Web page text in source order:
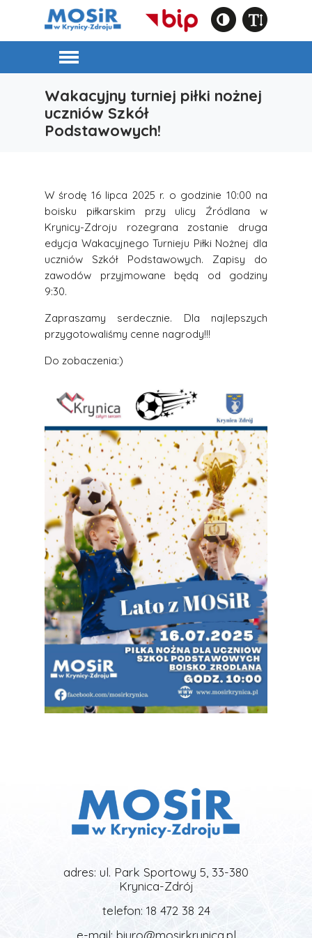
Wakacyjny turniej piłki nożnej
uczniów Szkół
Podstawowych!
W środę 16 lipca 2025 r. o godzinie 10:00 na
boisku piłkarskim przy ulicy Źródlana w
Krynicy-Zdroju rozegrana zostanie druga
edycja Wakacyjnego Turnieju Piłki Nożnej dla
uczniów Szkół Podstawowych. Zapisy do
zawodów przyjmowane będą od godziny
9:30.
Zapraszamy serdecznie. Dla najlepszych
przygotowaliśmy cenne nagrody!!!
Do zobaczenia:)
adres: ul. Park Sportowy 5, 33-380
Krynica-Zdrój
telefon: 18 472 38 24